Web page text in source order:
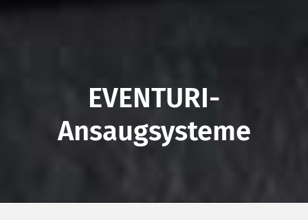
EVENTURI-
Ansaugsysteme